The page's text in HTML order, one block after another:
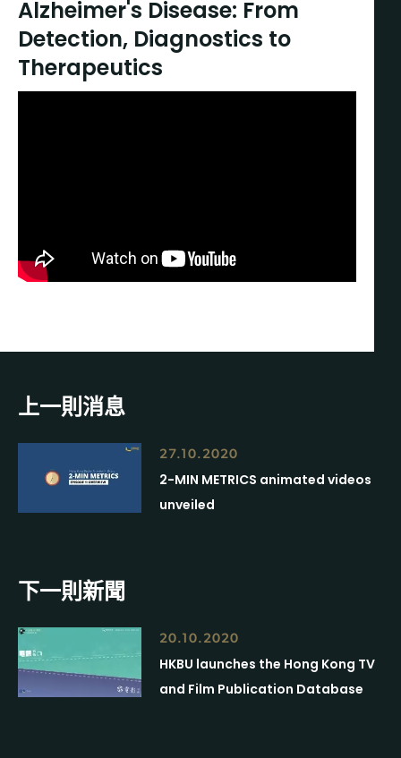
Alzheimer's Disease: From
Detection, Diagnostics to
Therapeutics
上一則消息
27.10.2020
2-MIN METRICS animated videos
unveiled
下一則新聞
20.10.2020
HKBU launches the Hong Kong TV
and Film Publication Database